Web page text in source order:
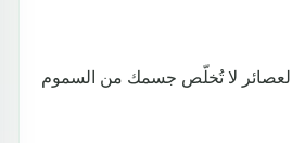
لا تُخلّص جسمك من السموم